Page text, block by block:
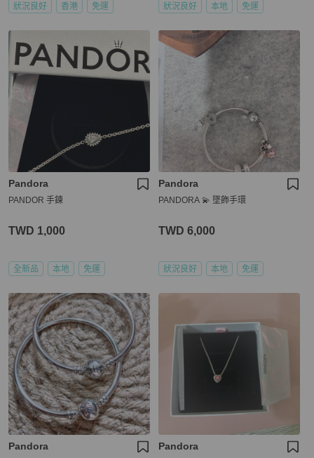
狀況良好 香港 免運 狀況良好 本地 免運
Pandora
PANDOR 手鍊
TWD 1,000
全新品 本地 免運
Pandora
PANDORA 💫 墜飾手環
TWD 6,000
狀況良好 本地 免運
Pandora Pandora